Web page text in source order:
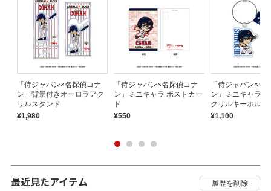
「侍ジャパン×名探偵コナ
ン」背景付きオーロラアク
リルスタンド
¥1,980
「侍ジャパン×名探偵コナ
ン」ミニキャラ ポストカー
ド
¥550
「侍ジャパン×名
ン」ミニキャラ
クリルキーホルダ
¥1,100
最近見たアイテム